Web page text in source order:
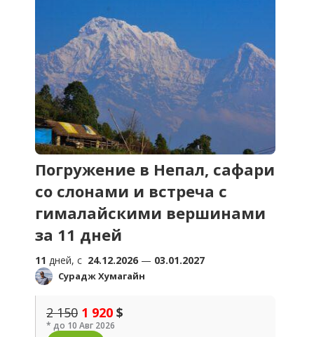
Погружение в Непал, сафари
со слонами и встреча с
гималайскими вершинами
за 11 дней
11 дней, c 24.12.2026 — 03.01.2027
Сурадж Хумагайн
2 150 1 920 $
* до 10 Авг 2026